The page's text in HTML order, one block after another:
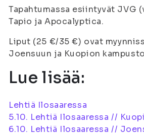
Tapahtumassa esiintyvät JVG
Tapio ja Apocalyptica.
Liput (25 €/35 €) ovat
Joensuun ja Kuopion
Lue lisää:
Lehtiä Ilosaaressa
5.10. Lehtiä Ilosaaressa //
6.10. Lehtiä Ilosaaressa //